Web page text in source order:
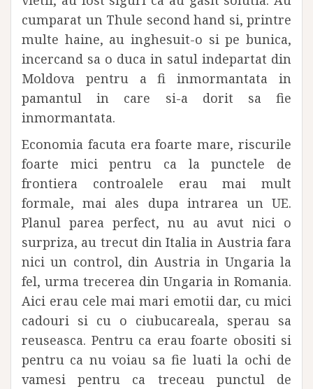
cumparat un Thule second hand si, printre
multe haine, au inghesuit-o si pe bunica,
incercand sa o duca in satul indepartat din
Moldova pentru a fi inmormantata in
pamantul in care si-a dorit sa fie
inmormantata.
Economia facuta era foarte mare, riscurile
foarte mici pentru ca la punctele de
frontiera controalele erau mai mult
formale, mai ales dupa intrarea un UE.
Planul parea perfect, nu au avut nici o
surpriza, au trecut din Italia in Austria fara
nici un control, din Austria in Ungaria la
fel, urma trecerea din Ungaria in Romania.
Aici erau cele mai mari emotii dar, cu mici
cadouri si cu o ciubucareala, sperau sa
reuseasca. Pentru ca erau foarte obositi si
pentru ca nu voiau sa fie luati la ochi de
vamesi pentru ca treceau punctul de